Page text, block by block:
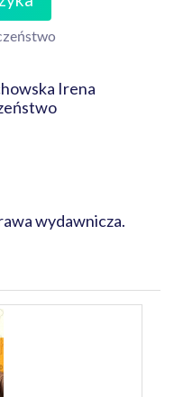
Irena
wydawnicza.